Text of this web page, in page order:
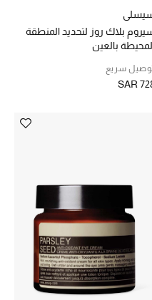
بلاك روز لتحديد المنطقة
بالعين
سريع
SAR